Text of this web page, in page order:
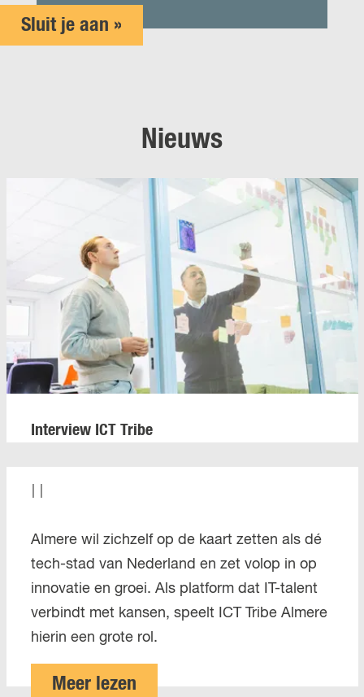
Sluit je aan »
Nieuws
Interview ICT Tribe
Almere wil zichzelf op de kaart zetten als dé
tech-stad van Nederland en zet volop in op
innovatie en groei. Als platform dat IT-talent
verbindt met kansen, speelt ICT Tribe Almere
hierin een grote rol.
Meer lezen
o